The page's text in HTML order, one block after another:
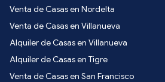
Venta de Casas en Nordelta
Venta de Casas en Villanueva
Alquiler de Casas en Villanueva
Alquiler de Casas en Tigre
Venta de Casas en San Francisco